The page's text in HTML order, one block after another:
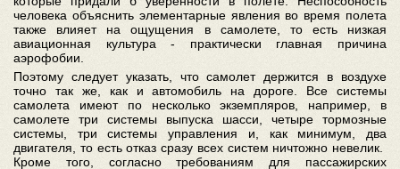
человека объяснить элементарные явления во время полета
также влияет на ощущения в самолете, то есть низкая
авиационная культура - практически главная причина
аэрофобии.
Поэтому следует указать, что самолет держится в воздухе
точно так же, как и автомобиль на дороге. Все системы
самолета имеют по несколько экземпляров, например, в
самолете три системы выпуска шасси, четыре тормозные
системы, три системы управления и, как минимум, два
двигателя, то есть отказ сразу всех систем ничтожно невелик.
Кроме того, согласно требованиям для пассажирских